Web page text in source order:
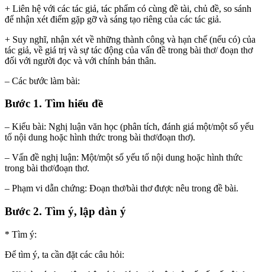
+ Liên hệ với các tác giả, tác phẩm có cùng đề tài, chủ đề, so sánh
để nhận xét điểm gặp gỡ và sáng tạo riêng của các tác giả.
+ Suy nghĩ, nhận xét về những thành công và hạn chế (nếu có) của
tác giả, về giá trị và sự tác động của vấn đề trong bài thơ/ đoạn thơ
đối với người đọc và với chính bản thân.
– Các bước làm bài:
Bước 1. Tìm hiểu đề
– Kiểu bài: Nghị luận văn học (phân tích, đánh giá một/một số yếu
tố nội dung hoặc hình thức trong bài thơ/đoạn thơ).
– Vấn đề nghị luận: Một/một số yếu tố nội dung hoặc hình thức
trong bài thơ/đoạn thơ.
– Phạm vi dẫn chứng: Đoạn thơ/bài thơ được nêu trong đề bài.
Bước 2. Tìm ý, lập dàn ý
* Tìm ý:
Để tìm ý, ta cần đặt các câu hỏi: